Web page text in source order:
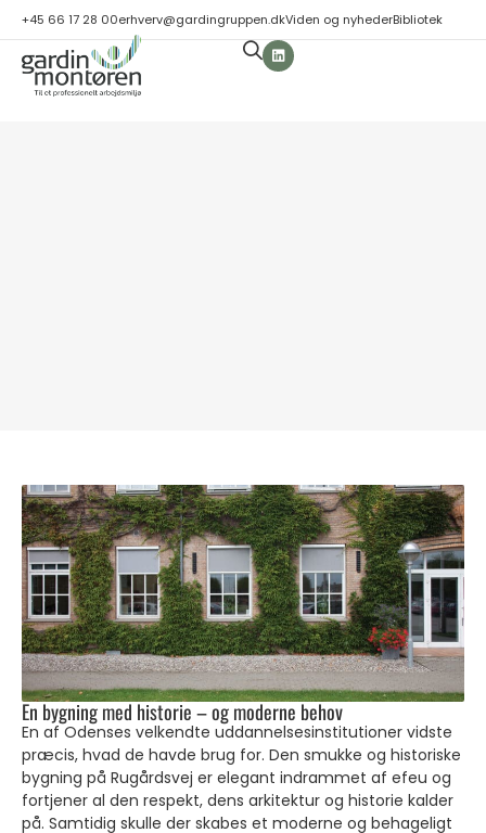
+45 66 17 28 00erhverv@gardingruppen.dkViden og nyhederBibliotek
En bygning med historie – og moderne behov
En af Odenses velkendte uddannelsesinstitutioner vidste
præcis, hvad de havde brug for. Den smukke og historiske
bygning på Rugårdsvej er elegant indrammet af efeu og
fortjener al den respekt, dens arkitektur og historie kalder
på. Samtidig skulle der skabes et moderne og behageligt